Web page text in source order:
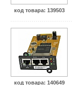
код товара: 139503
код товара: 140649